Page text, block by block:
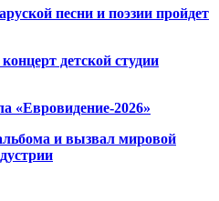
песни и поэзии пройдет
детской студии
«Евровидение-2026»
и вызвал мировой